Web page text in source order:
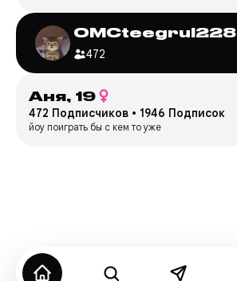
OMCteegrul228
472
Аня, 19
472 Подписчиков • 1946 Подписок
йоу поиграть бы с кем то уже